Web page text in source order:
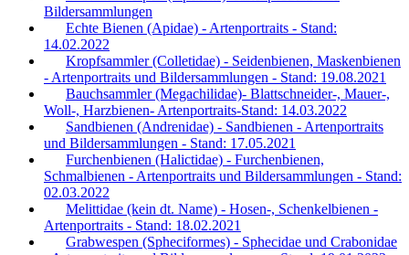
Bildersammlungen
Echte Bienen (Apidae) - Artenportraits - Stand:
14.02.2022
Kropfsammler (Colletidae) - Seidenbienen, Maskenbienen
- Artenportraits und Bildersammlungen - Stand: 19.08.2021
Bauchsammler (Megachilidae)- Blattschneider-, Mauer-,
Woll-, Harzbienen- Artenportraits-Stand: 14.03.2022
Sandbienen (Andrenidae) - Sandbienen - Artenportraits
und Bildersammlungen - Stand: 17.05.2021
Furchenbienen (Halictidae) - Furchenbienen,
Schmalbienen - Artenportraits und Bildersammlungen - Stand:
02.03.2022
Melittidae (kein dt. Name) - Hosen-, Schenkelbienen -
Artenportraits - Stand: 18.02.2021
Grabwespen (Spheciformes) - Sphecidae und Crabonidae